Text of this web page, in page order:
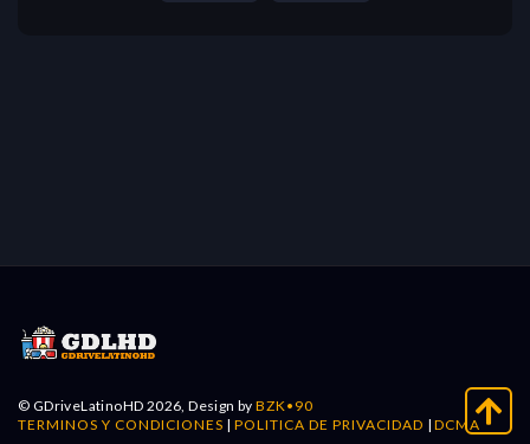
© GDriveLatinoHD 2026, Design byBZK•90
TERMINOS Y CONDICIONES |POLITICA DE PRIVACIDAD |DCMA